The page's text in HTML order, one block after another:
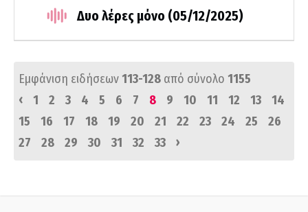
Δυο λέρες μόνο (05/12/2025)
Εμφάνιση ειδήσεων113-128 από σύνολο 1155
‹
1 2 3 4 5 6 7 8 9 10 11 12 13
14
15
16 17 18 19 20 21 22 23 24 25
26
27
28 29 30 31 32 33 ›